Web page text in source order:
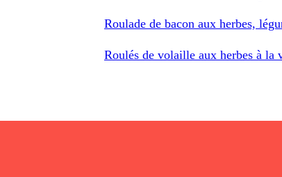
Roulade de bacon aux herbes,
Roulés de volaille aux herbes à la